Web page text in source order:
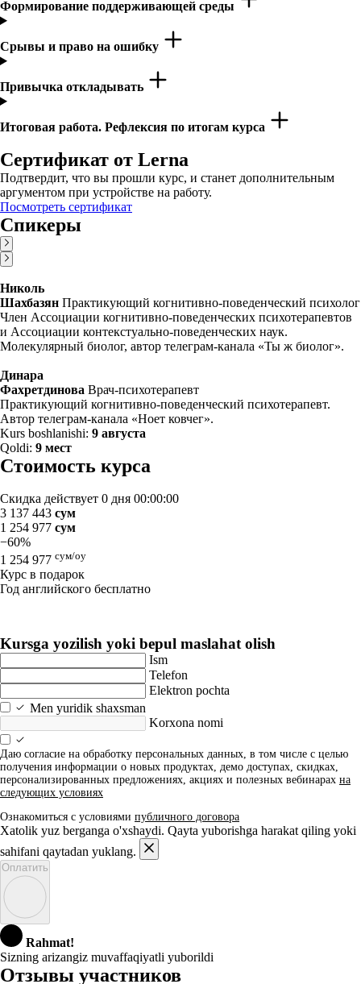
Формирование поддерживающей среды
Срывы и право на ошибку
Привычка откладывать
Итоговая работа. Рефлексия по итогам курса
Сертификат от Lerna
Подтвердит, что вы прошли курс, и станет дополнительным
аргументом при устройстве на работу.
Посмотреть сертификат
Спикеры
Николь
Шахбазян Практикующий когнитивно-поведенческий психолог
Член Ассоциации когнитивно-поведенческих психотерапевтов
и Ассоциации контекстуально-поведенческих наук.
Молекулярный биолог, автор телеграм-канала «Ты ж биолог».
Динара
Фахретдинова Врач-психотерапевт
Практикующий когнитивно-поведенческий психотерапевт.
Автор телеграм-канала «Ноет ковчег».
Kurs boshlanishi: 9 августа
Qoldi: 9 мест
Стоимость курса
Скидка действует 0 дня 00:00:00
3 137 443 сум
1 254 977 сум
−60%
1 254 977 сум/oy
Курс в подарок
Год английского бесплатно
Kursga yozilish yoki bepul maslahat olish
Ism
Telefon
Elektron pochta
Men yuridik shaxsman
Korxona nomi
Даю согласие на обработку персональных данных, в том числе с целью
получения информации о новых продуктах, демо доступах, скидках,
персонализированных предложениях, акциях и полезных вебинарах на
следующих условиях
Ознакомиться с условиями публичного договора
Xatolik yuz berganga o'xshaydi. Qayta yuborishga harakat qiling yoki
sahifani qaytadan yuklang.
Оплатить
Rahmat!
Sizning arizangiz muvaffaqiyatli yuborildi
Отзывы участников